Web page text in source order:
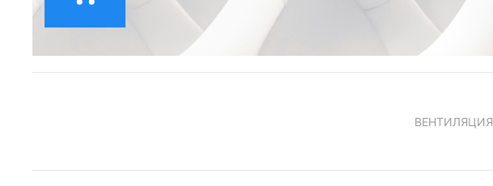
ВЕНТИЛЯЦИЯ